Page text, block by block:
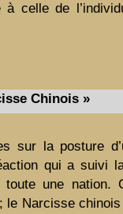
à celle de
Chinois »
sur la posture
qui a suivi
toute une
le Narcisse